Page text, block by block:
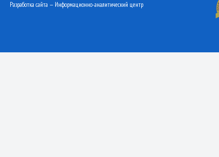
Разработка сайта — Информационно-аналитический центр